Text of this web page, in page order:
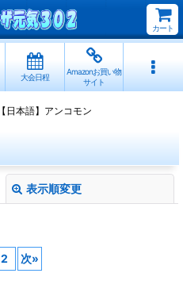
カート
大会日程
Amazonお買い物
サイト
【日本語】アンコモン
表示順変更
2 次»